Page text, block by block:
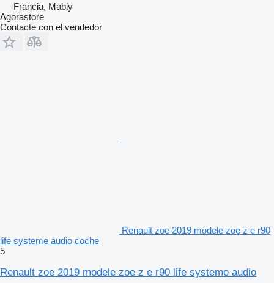
Francia, Mably
Agorastore
Contacte con el vendedor
Renault zoe 2019 modele zoe z e r90
life systeme audio coche
5
Renault zoe 2019 modele zoe z e r90 life systeme audio